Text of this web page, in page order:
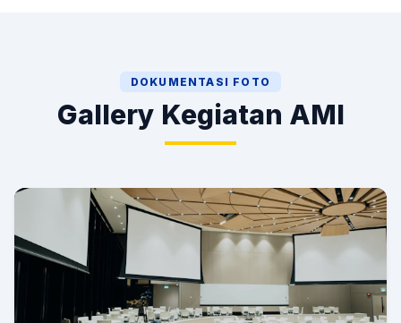
DOKUMENTASI FOTO
Gallery Kegiatan AMI